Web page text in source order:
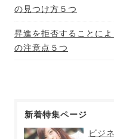
の見つけ方５つ
昇進を拒否することに
の注意点５つ
新着特集ページ
ビジ